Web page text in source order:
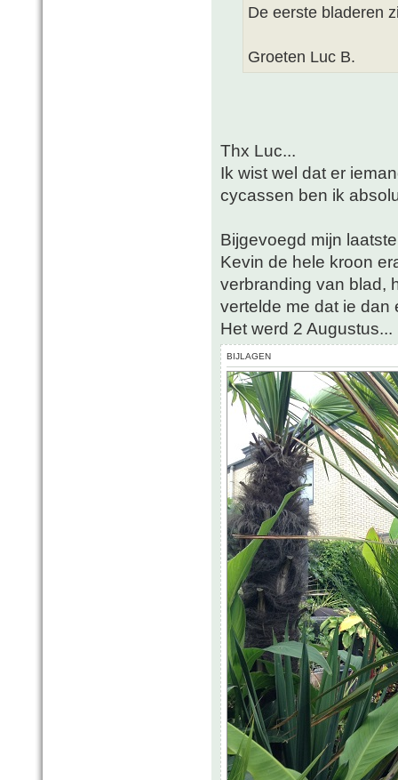
De eerste bladeren
Groeten Luc B.
Thx Luc...
Ik wist wel dat er
cycassen ben ik
Bijgevoegd mijn
Kevin de hele kroon
verbranding van blad,
vertelde me dat ie dan
Het werd 2 Augustus...
BIJLAGEN